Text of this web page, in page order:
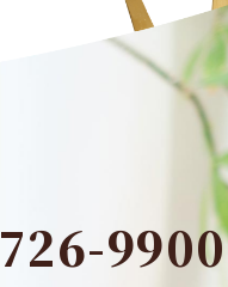
9900